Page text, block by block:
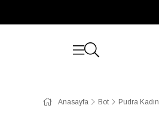
Anasayfa Bot Pudra